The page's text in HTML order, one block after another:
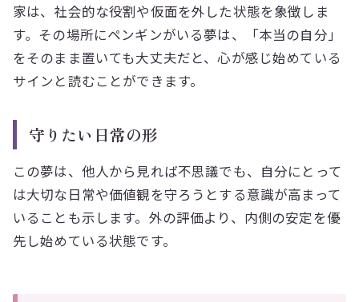
家は、社会的な役割や仮面を外した状態を象徴しま
す。その場所にペンギンがいる夢は、「本当の自分」
をそのまま置いても大丈夫だと、心が感じ始めている
サインと読むことができます。
守りたい日常の形
この夢は、他人から見れば不思議でも、自分にとって
は大切な日常や価値観を守ろうとする意識が高まって
いることも示します。外の評価より、内側の安定を優
先し始めている状態です。